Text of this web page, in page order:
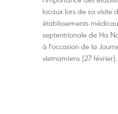
locaux lors de sa visite
établissements
septentrionale de Ha
à l'occasion de la
vietnamiens (27 février).